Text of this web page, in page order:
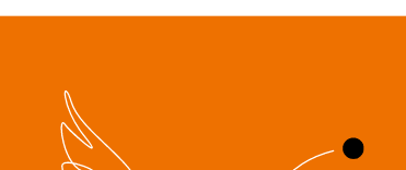
l’inscription dans la durée.
mise en œuvre de ces compétences suppose la
sur le marché du travail et un facteur